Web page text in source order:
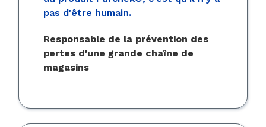
pas d'être humain.
Responsable de la prévention des
pertes d'une grande chaîne de
magasins